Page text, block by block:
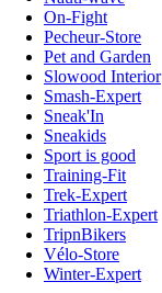
On-Fight
Pecheur-Store
Pet and Garden
Slowood Interior
Smash-Expert
Sneak'In
Sneakids
Sport is good
Training-Fit
Trek-Expert
Triathlon-Expert
TripnBikers
Vélo-Store
Winter-Expert